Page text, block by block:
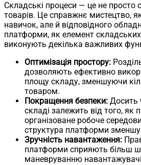
Складські процеси — це не просто
товарів. Це справжнє мистецтво,
навичок, але й відповідного
платформи, як елемент складських
виконують декілька важливих
Оптимізація простору:
дозволяють ефективно
площу складу, зменшуючи
товаром.
Покращення безпеки: Досить
складі залежить від того, як
організоване робоче
структура платформи
Зручність навантаження:
платформи сприяють більш
маневруванню